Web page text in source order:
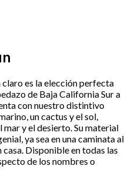
claro es la elección perfecta
de Baja California Sur a
con nuestro distintivo
un cactus y el sol,
mar y el desierto. Su material
ya sea en una caminata al
Disponible en todas las
de los nombres o